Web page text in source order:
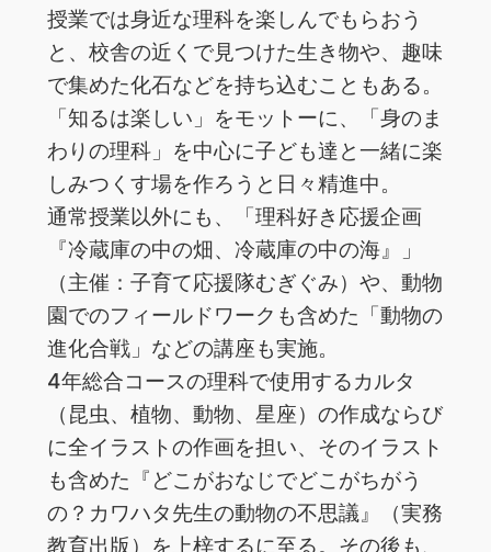
授業では身近な理科を楽しんでもらおう
と、校舎の近くで見つけた生き物や、趣味
で集めた化石などを持ち込むこともある。
「知るは楽しい」をモットーに、「身のま
わりの理科」を中心に子ども達と一緒に楽
しみつくす場を作ろうと日々精進中。
通常授業以外にも、「理科好き応援企画
『冷蔵庫の中の畑、冷蔵庫の中の海』」
（主催：子育て応援隊むぎぐみ）や、動物
園でのフィールドワークも含めた「動物の
進化合戦」などの講座も実施。
4年総合コースの理科で使用するカルタ
（昆虫、植物、動物、星座）の作成ならび
に全イラストの作画を担い、そのイラスト
も含めた『どこがおなじでどこがちがう
の？カワハタ先生の動物の不思議』（実務
教育出版）を上梓するに至る。その後も、